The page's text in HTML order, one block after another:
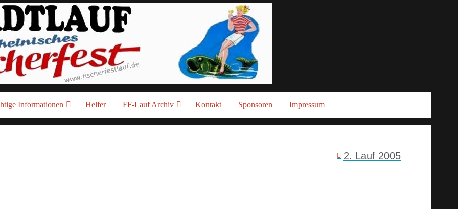
Informationen Helfer FF-Lauf Archiv Kontakt Sponsoren Impressum
2. Lauf 2005